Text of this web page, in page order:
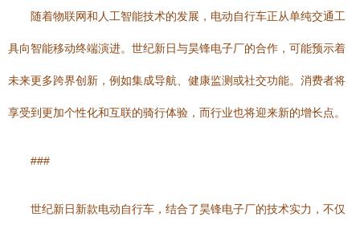
随着物联网和人工智能技术的发展，电动自行车正从单纯交通工
具向智能移动终端演进。世纪新日与昊锋电子厂的合作，可能预示着
未来更多跨界创新，例如集成导航、健康监测或社交功能。消费者将
享受到更加个性化和互联的骑行体验，而行业也将迎来新的增长点。
###
世纪新日新款电动自行车，结合了昊锋电子厂的技术实力，不仅